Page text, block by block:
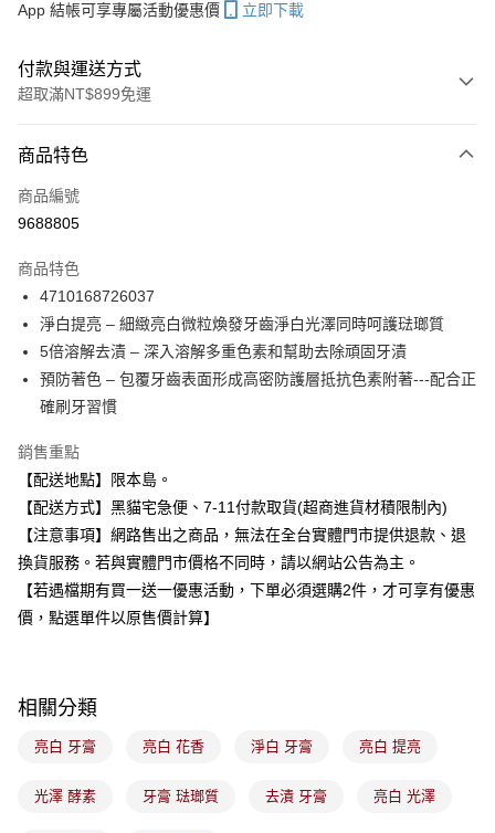
App 結帳可享專屬活動優惠價 立即下載
付款與運送方式
超取滿NT$899免運
信用卡一次付款
信用卡分期付款
合作金庫商業銀行
華南商業銀行
上海商業儲蓄銀行
台北富邦商業銀行
國泰世華商業銀行
兆豐國際商業銀行
臺灣中小企業銀行
台中商業銀行
匯豐（台灣）商業銀行
聯邦商業銀行
元大商業銀行
台新國際商業銀行
台灣樂天信用卡公司
LINE Pay
Apple Pay
街口支付
悠遊付
Google Pay
全盈+PAY
大哥付你分期
相關說明
【大哥付你分期使用說明】
成交易。
4.訂單成立30分鐘內，如未前往確認交易或遇審核未通過，訂單將自動取
【繳款方式說明】
運送方式
付款後全家取貨
商品特色
商品編號
9688805
商品特色
4710168726037
淨白提亮 – 細緻亮白微粒煥發牙齒淨白光澤同時呵護琺瑯質
5倍溶解去漬 – 深入溶解多重色素和幫助去除頑固牙漬
預防著色 – 包覆牙齒表面形成高密防護層抵抗色素附著---配合正
確刷牙習慣
銷售重點
【配送地點】限本島。
【配送方式】黑貓宅急便、7-11付款取貨(超商進貨材積限制內)
【注意事項】網路售出之商品，無法在全台實體門市提供退款、退
換貨服務。若與實體門市價格不同時，請以網站公告為主。
【若遇檔期有買一送一優惠活動，下單必須選購2件，才可享有優惠
價，點選單件以原售價計算】
相關分類
亮白 牙膏 亮白 花香 淨白 牙膏 亮白 提亮
光澤 酵素 牙膏 琺瑯質 去漬 牙膏 亮白 光澤